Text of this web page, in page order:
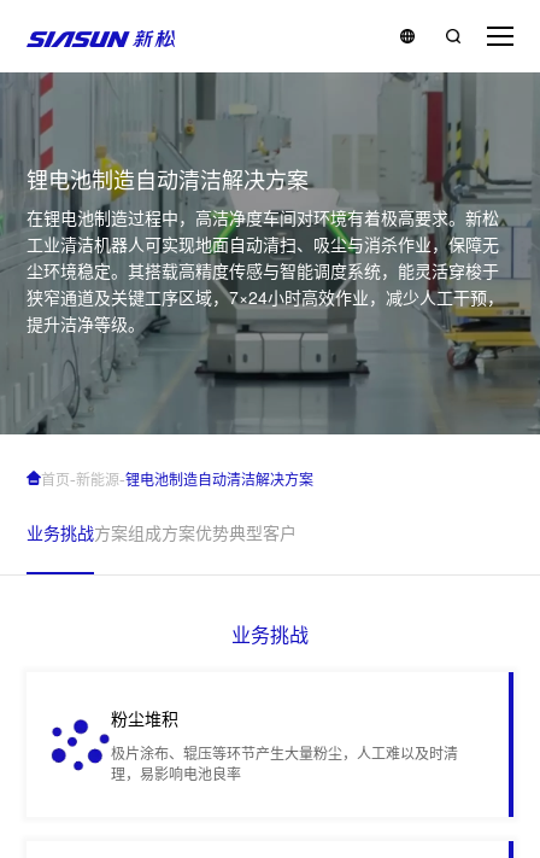
锂电池制造自动清洁解决方案
在锂电池制造过程中，高洁净度车间对环境有着极高要求。新松
工业清洁机器人可实现地面自动清扫、吸尘与消杀作业，保障无
尘环境稳定。其搭载高精度传感与智能调度系统，能灵活穿梭于
狭窄通道及关键工序区域，7×24小时高效作业，减少人工干预，
提升洁净等级。
业务挑战方案组成方案优势典型客户
首页-新能源-锂电池制造自动清洁解决方案
业务挑战
粉尘堆积
极片涂布、辊压等环节产生大量粉尘，人工难以及时清
理，易影响电池良率